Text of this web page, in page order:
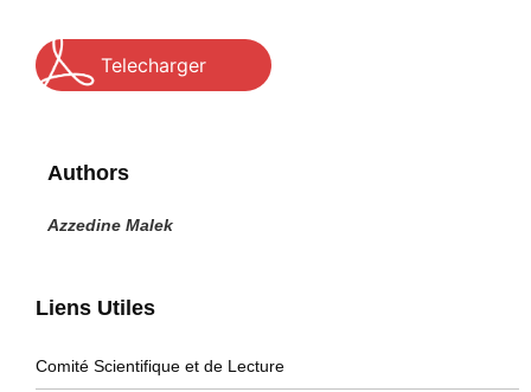
Liens Utiles
Comité Scientifique et de Lecture
Telecharger
Authors
Azzedine Malek